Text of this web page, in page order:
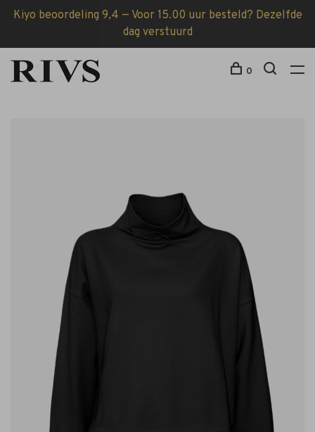
Kiyo beoordeling 9,4 — Voor 15.00 uur besteld? Dezelfde
dag verstuurd
0